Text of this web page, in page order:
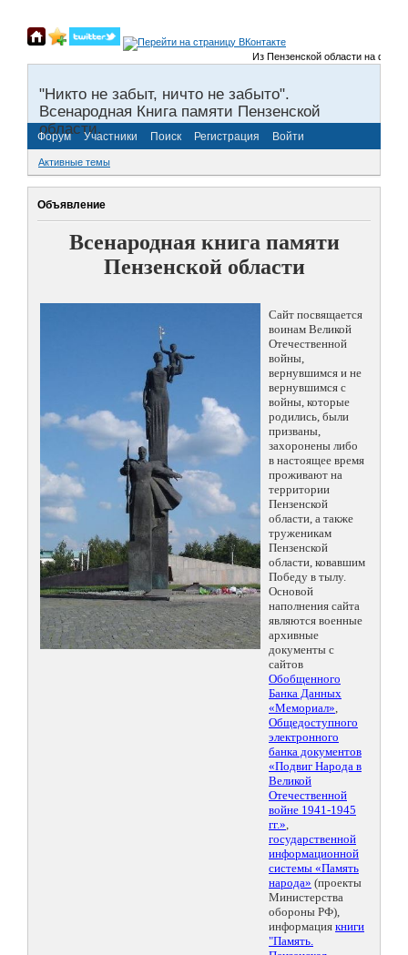
Из Пензенской области на
"Никто не забыт, ничто не забыто".
Всенародная Книга памяти Пензенской
области.
Форум Участники Поиск Регистрация Войти
Активные темы
Объявление
Всенародная книга памяти
Пензенской области
Сайт посвящается
воинам Великой
Отечественной
войны,
вернувшимся и не
вернувшимся с
войны, которые
родились, были
призваны,
захоронены либо
в настоящее время
проживают на
территории
Пензенской
области, а также
труженикам
Пензенской
области, ковавшим
Победу в тылу.
Основой
наполнения сайта
являются военные
архивные
документы с
сайтов
Обобщенного
Банка Данных
«Мемориал»,
Общедоступного
электронного
банка документов
«Подвиг Народа в
Великой
Отечественной
войне 1941-1945
гг.»,
государственной
информационной
системы «Память
народа» (проекты
Министерства
обороны РФ),
информация книги
"Память.